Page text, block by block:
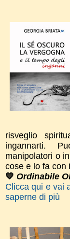
risveglio
ingannarti.
manipolatori o
cose e lo fa con
💙 Ordinabile
Clicca qui e vai
saperne di più